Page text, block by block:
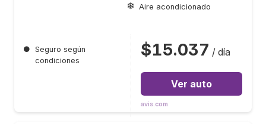
Aire acondicionado
● Seguro según
condiciones
$15.037 / día
Ver auto
avis.com